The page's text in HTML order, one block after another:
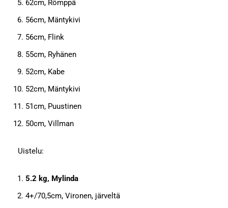
62cm, Römppä
56cm, Mäntykivi
56cm, Flink
55cm, Ryhänen
52cm, Kabe
52cm, Mäntykivi
51cm, Puustinen
50cm, Villman
Uistelu:
5.2 kg, Mylinda
4+/70,5cm, Vironen, järveltä